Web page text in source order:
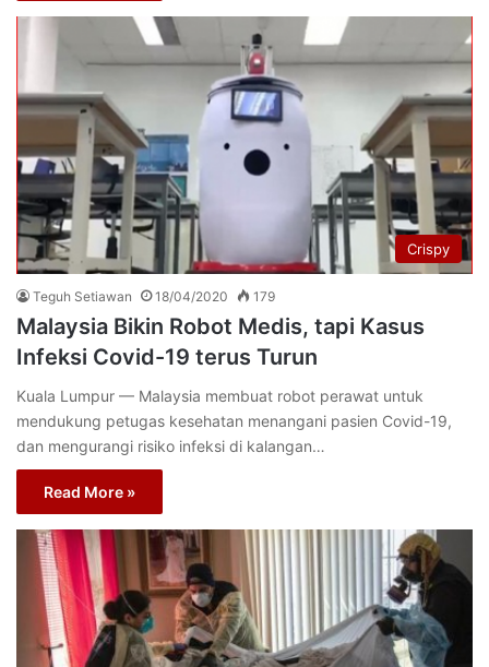
Crispy
Teguh Setiawan 18/04/2020 179
Malaysia Bikin Robot Medis, tapi Kasus
Infeksi Covid-19 terus Turun
Kuala Lumpur — Malaysia membuat robot perawat untuk
mendukung petugas kesehatan menangani pasien Covid-19,
dan mengurangi risiko infeksi di kalangan…
Read More »